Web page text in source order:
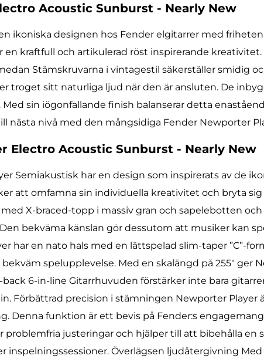
Acoustic Sunburst - Nearly New
ikoniska designen hos Fender elgitarrer med
kraftfull och artikulerad röst inspirerande kreativitet.
Stämskruvarna i vintagestil säkerställer smidig
troget sitt naturliga ljud när den är ansluten. De
sin iögonfallande finish balanserar detta
nästa nivå med den mångsidiga Fender Newporter
Electro Acoustic Sunburst - Nearly New
Semiakustisk har en design som inspirerats av de
att omfamna sin individuella kreativitet och bryta
X-braced-topp i massiv gran och sapelebotten
bekväma känslan gör dessutom att musiker kan
har en nato hals med en lättspelad slim-taper ”C”-
spelupplevelse. Med en skalängd på 255″ ger
6-in-line Gitarrhuvuden förstärker inte bara
Förbättrad precision i stämningen Newporter
Denna funktion är ett bevis på Fender:s
problemfria justeringar och hjälper till att bibehålla en
inspelningssessioner. Överlägsen ljudåtergivning